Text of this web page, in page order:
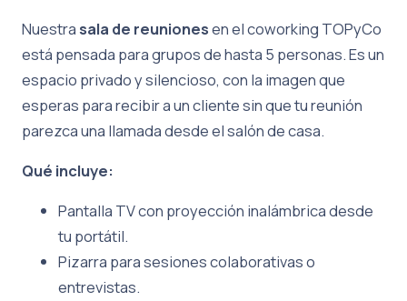
Nuestrasala de reunionesen el coworking TOPyCo
está pensada para grupos de hasta 5 personas. Es un
espacio privado y silencioso, con la imagen que
esperas para recibir a un cliente sin que tu reunión
parezca una llamada desde el salón de casa.
Qué incluye:
Pantalla TV con proyección inalámbrica desde
tu portátil.
Pizarra para sesiones colaborativas o
entrevistas.